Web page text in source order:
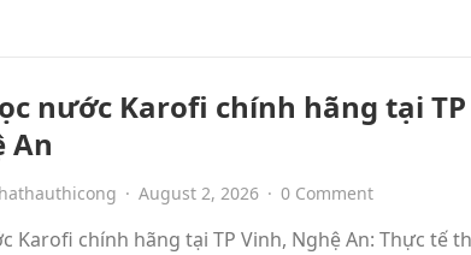
nước Karofi chính hãng tại TP
An
· August 2, 2026 · 0 Comment
Karofi chính hãng tại TP Vinh, Nghệ An: Thực tế